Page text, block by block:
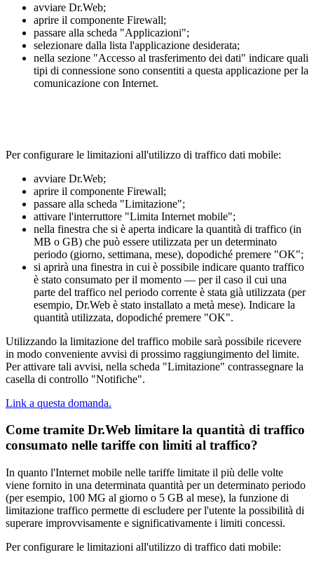
avviare Dr.Web;
aprire il componente Firewall;
passare alla scheda "Applicazioni";
selezionare dalla lista l'applicazione desiderata;
nella sezione "Accesso al trasferimento dei dati" indicare quali
tipi di connessione sono consentiti a questa applicazione per la
comunicazione con Internet.
Per configurare le limitazioni all'utilizzo di traffico dati mobile:
avviare Dr.Web;
aprire il componente Firewall;
passare alla scheda "Limitazione";
attivare l'interruttore "Limita Internet mobile";
nella finestra che si è aperta indicare la quantità di traffico (in
MB o GB) che può essere utilizzata per un determinato
periodo (giorno, settimana, mese), dopodiché premere "OK";
si aprirà una finestra in cui è possibile indicare quanto traffico
è stato consumato per il momento — per il caso il cui una
parte del traffico nel periodo corrente è stata già utilizzata (per
esempio, Dr.Web è stato installato a metà mese). Indicare la
quantità utilizzata, dopodiché premere "OK".
Utilizzando la limitazione del traffico mobile sarà possibile ricevere
in modo conveniente avvisi di prossimo raggiungimento del limite.
Per attivare tali avvisi, nella scheda "Limitazione" contrassegnare la
casella di controllo "Notifiche".
Link a questa domanda.
Come tramite Dr.Web limitare la quantità di traffico
consumato nelle tariffe con limiti al traffico?
In quanto l'Internet mobile nelle tariffe limitate il più delle volte
viene fornito in una determinata quantità per un determinato periodo
(per esempio, 100 MG al giorno o 5 GB al mese), la funzione di
limitazione traffico permette di escludere per l'utente la possibilità di
superare improvvisamente e significativamente i limiti concessi.
Per configurare le limitazioni all'utilizzo di traffico dati mobile: